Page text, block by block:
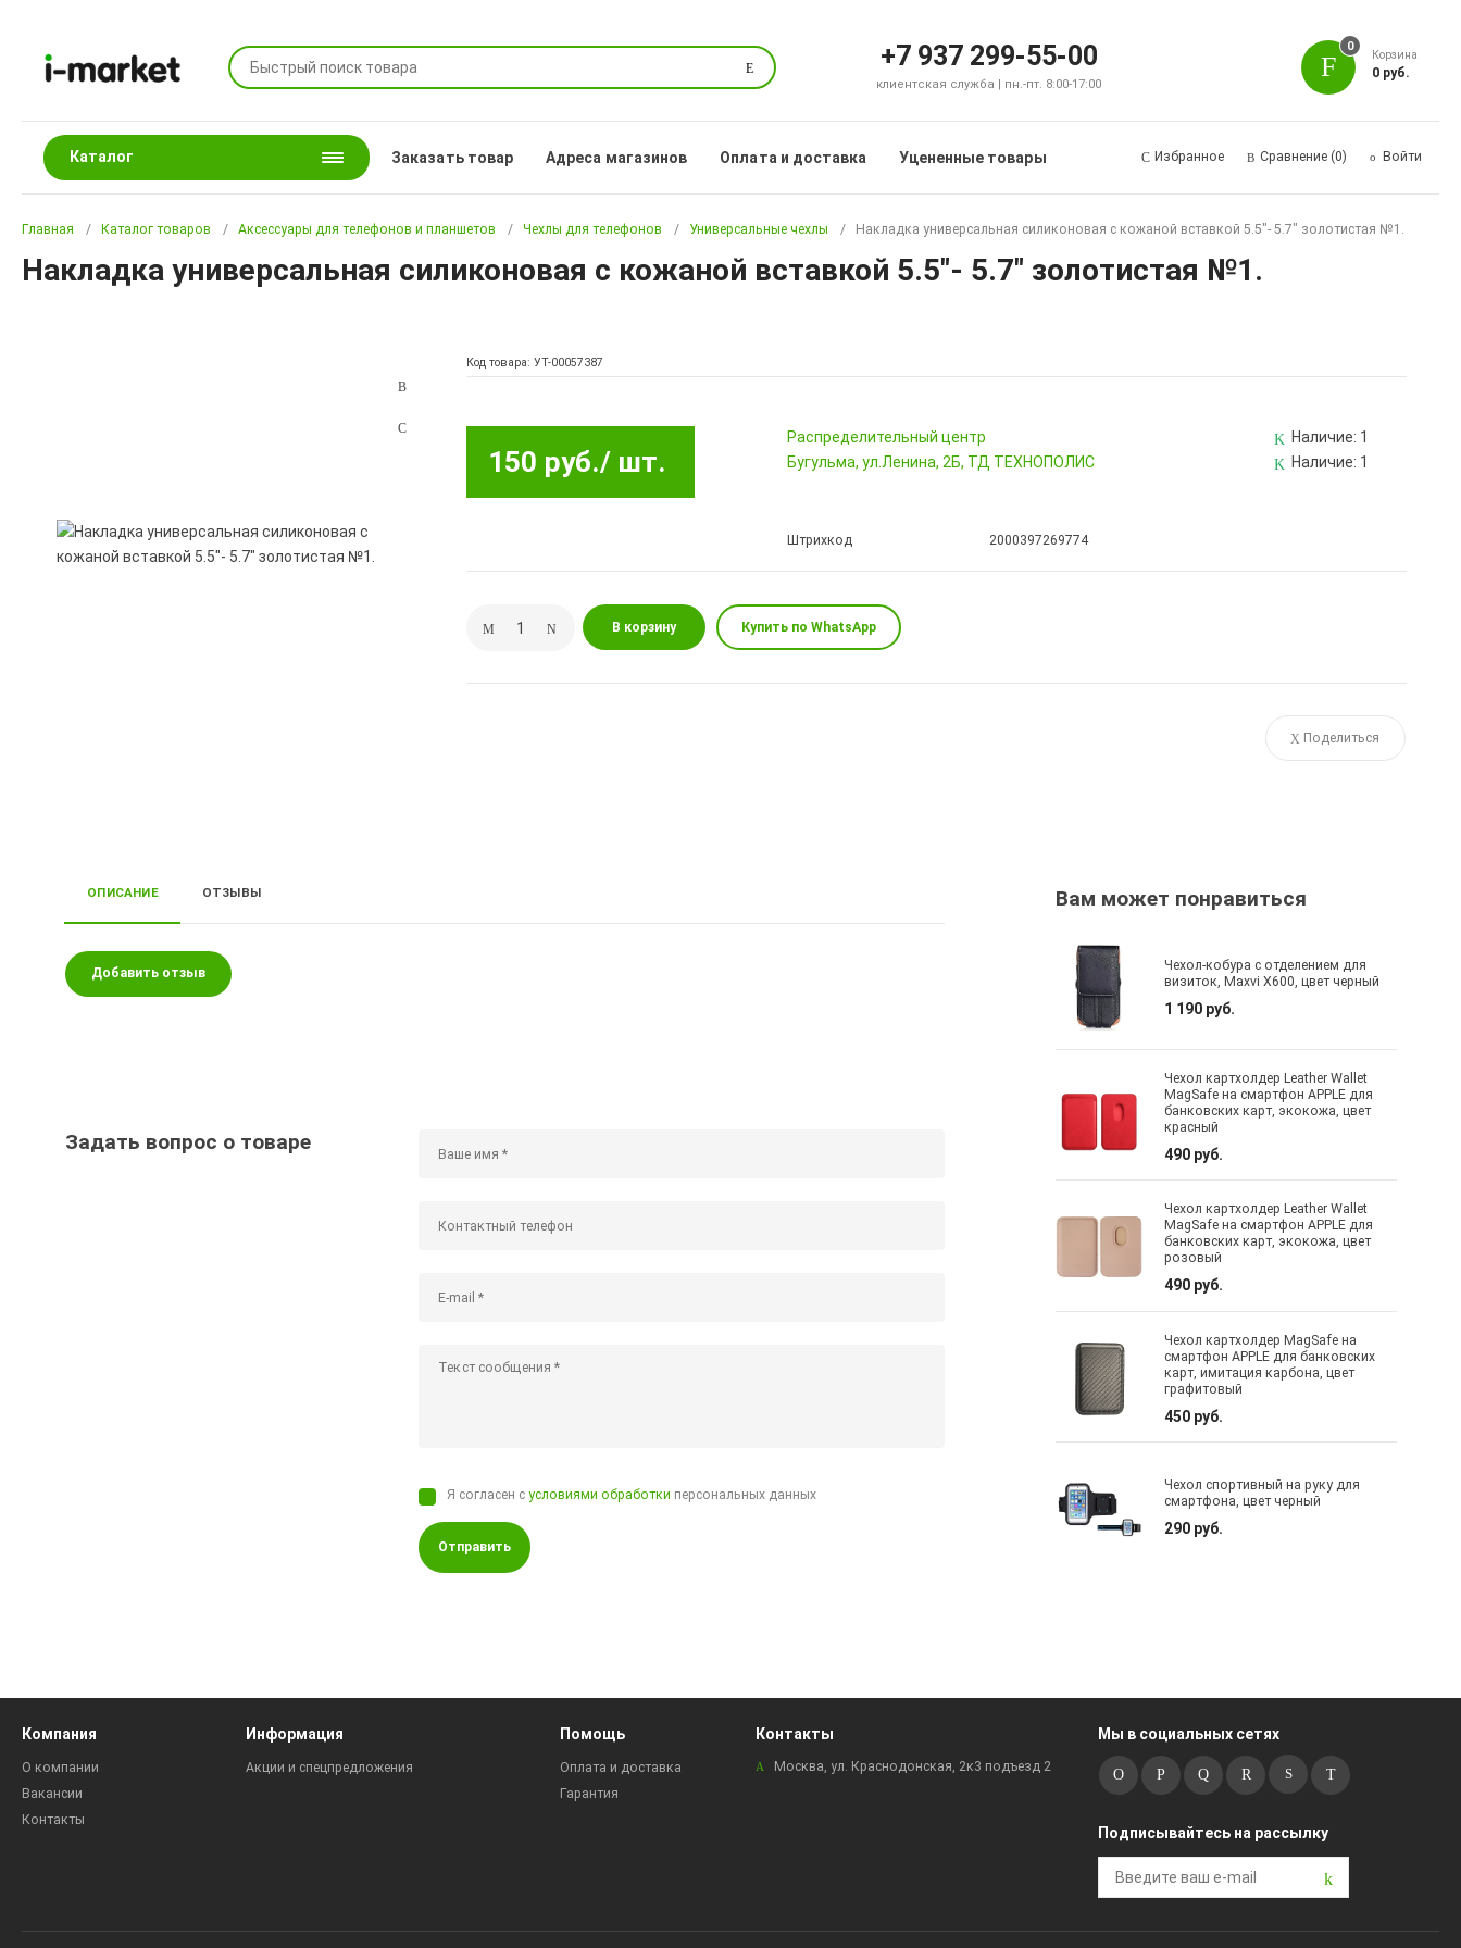
Поиск +7 937 299-55-00
клиентская служба | пн.-пт. 8:00-17:00
0
Корзина
0 руб.
Каталог Заказать товар Адреса магазинов Оплата и доставка Уцененные товары Избранное Сравнение (0) Войти
Главная Каталог товаров Аксессуары для телефонов и планшетов Чехлы для телефонов Универсальные чехлы Накладка универсальная силиконовая с кожаной вставкой 5.5"- 5.7" золотистая №1.
Накладка универсальная силиконовая с кожаной вставкой 5.5"- 5.7" золотистая №1.
Код товара: УТ-00057387
150 руб./ шт.
Pаспределительный центр Наличие: 1
Бугульма, ул.Ленина, 2Б, ТД ТЕХНОПОЛИС
Наличие: 1
Штрихкод 2000397269774
В корзину Купить по WhatsApp
Поделиться
ОПИСАНИЕ ОТЗЫВЫ
Добавить отзыв
Задать вопрос о товаре
Я согласен сусловиями обработки персональных данных
Отправить
Вам может понравиться
Чехол-кобура с отделением для
визиток, Maxvi X600, цвет черный
1 190 руб.
Чехол картхолдер Leather Wallet
MagSafe на смартфон APPLE для
банковских карт, экокожа, цвет
красный
490 руб.
Чехол картхолдер Leather Wallet
MagSafe на смартфон APPLE для
банковских карт, экокожа, цвет
розовый
490 руб.
Чехол картхолдер MagSafe на
смартфон APPLE для банковских
карт, имитация карбона, цвет
графитовый
450 руб.
Чехол спортивный на руку для
смартфона, цвет черный
290 руб.
Компания
О компании
Вакансии
Контакты
Информация
Акции и спецпредложения
Помощь
Оплата и доставка
Гарантия
Контакты
Москва, ул. Краснодонская, 2к3 подъезд 2
Мы в социальных сетях
Подписывайтесь на рассылку